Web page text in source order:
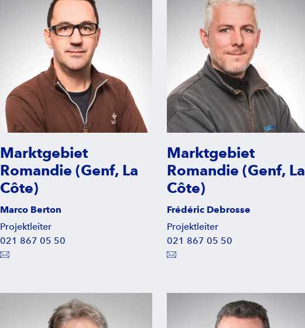
Marktgebiet
Romandie (Genf, La
Côte)
Marco Berton
Projektleiter
021 867 05 50
Marktgebiet
Romandie (Genf, La
Côte)
Frédéric Debrosse
Projektleiter
021 867 05 50